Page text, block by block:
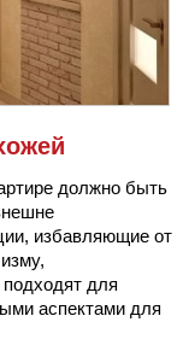
должно быть
избавляющие от
для
аспектами для